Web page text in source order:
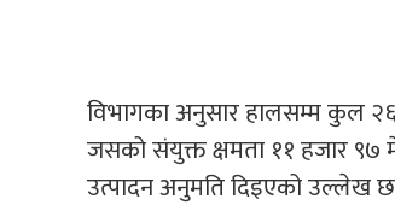
विभागका अनुसार हालसम्म कुल
जसको संयुक्त क्षमता ११ हजार ९७
उत्पादन अनुमति दिइएको उल्लेख